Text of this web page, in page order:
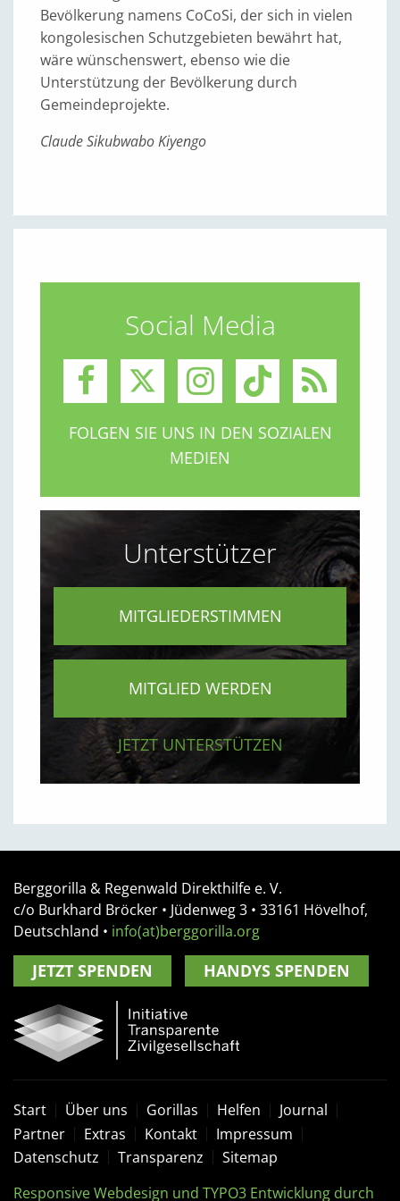
Bevölkerung namens CoCoSi, der sich in vielen
kongolesischen Schutzgebieten bewährt hat,
wäre wünschenswert, ebenso wie die
Unterstützung der Bevölkerung durch
Gemeindeprojekte.
Claude Sikubwabo Kiyengo
Social Media
FOLGEN SIE UNS IN DEN SOZIALEN
MEDIEN
Unterstützer
MITGLIEDERSTIMMEN
MITGLIED WERDEN
JETZT UNTERSTÜTZEN
Berggorilla & Regenwald Direkthilfe e. V.
c/o Burkhard Bröcker • Jüdenweg 3 • 33161 Hövelhof,
Deutschland • info(at)berggorilla.org
JETZT SPENDEN HANDYS SPENDEN
Start Über uns Gorillas Helfen
Journal
Partner
Extras Kontakt
Impressum
Datenschutz
Transparenz
Sitemap
Responsive Webdesign und TYPO3 Entwicklung durch